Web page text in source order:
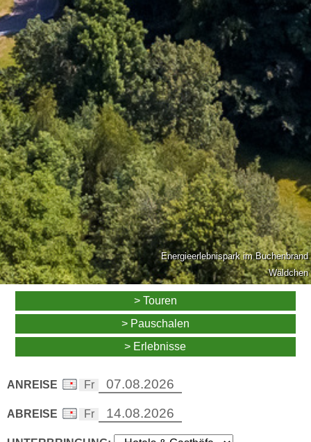
Energieerlebnispark im Buchenbrand
Wäldchen
> Touren
> Pauschalen
> Erlebnisse
ANREISE
ABREISE